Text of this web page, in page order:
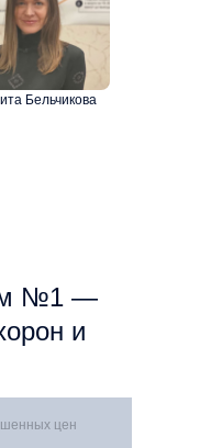
Бельчикова
№1 —
и
цен